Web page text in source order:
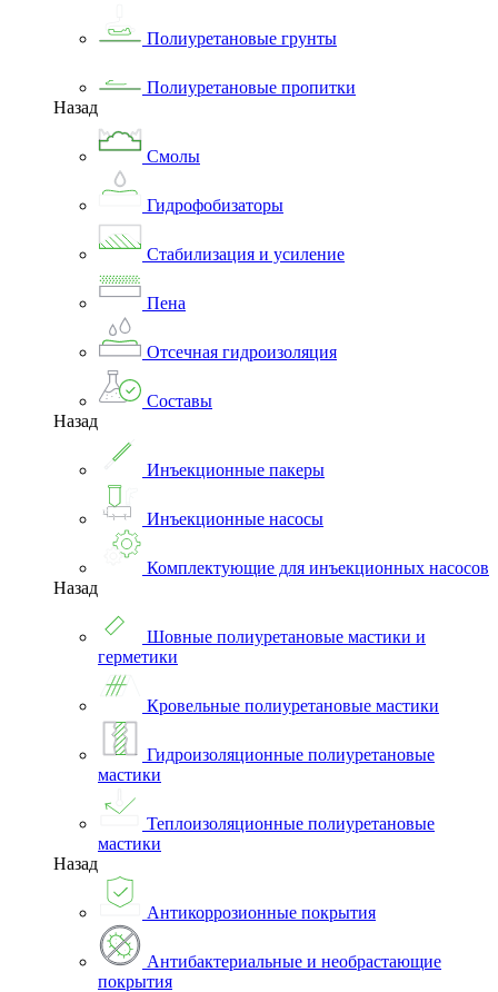
Полиуретановые грунты
Полиуретановые пропитки
Назад
Смолы
Гидрофобизаторы
Стабилизация и усиление
Пена
Отсечная гидроизоляция
Составы
Назад
Инъекционные пакеры
Инъекционные насосы
Комплектующие для инъекционных насосов
Назад
Шовные полиуретановые мастики и
герметики
Кровельные полиуретановые мастики
Гидроизоляционные полиуретановые
мастики
Теплоизоляционные полиуретановые
мастики
Назад
Антикоррозионные покрытия
Антибактериальные и необрастающие
покрытия